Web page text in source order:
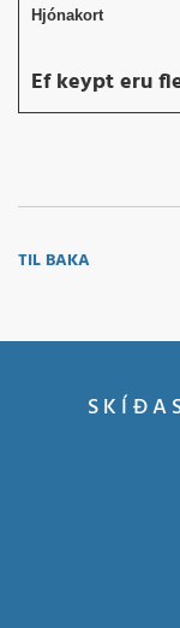
Ef keypt eru
TIL BAKA